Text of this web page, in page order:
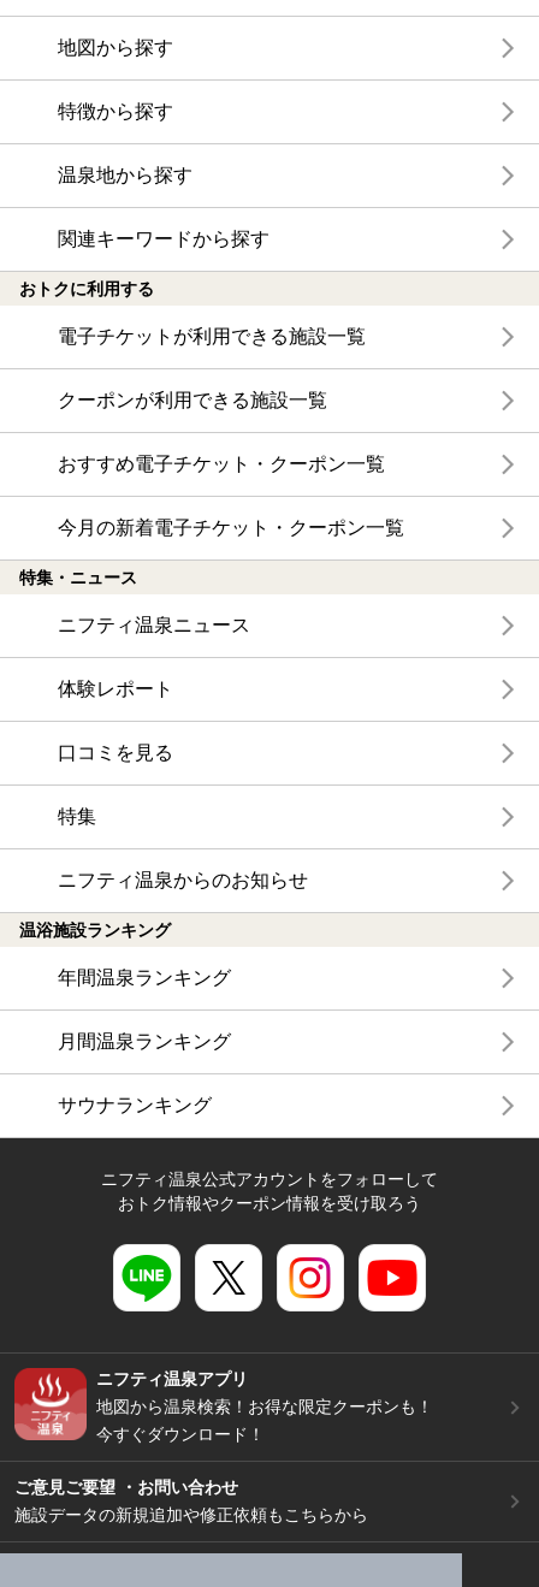
地図から探す
特徴から探す
温泉地から探す
関連キーワードから探す
おトクに利用する
電子チケットが利用できる施設一覧
クーポンが利用できる施設一覧
おすすめ電子チケット・クーポン一覧
今月の新着電子チケット・クーポン一覧
特集・ニュース
ニフティ温泉ニュース
体験レポート
口コミを見る
特集
ニフティ温泉からのお知らせ
温浴施設ランキング
年間温泉ランキング
月間温泉ランキング
サウナランキング
ニフティ温泉公式アカウントをフォローして
おトク情報やクーポン情報を受け取ろう
ニフティ温泉アプリ
地図から温泉検索！お得な限定クーポンも！
今すぐダウンロード！
ご意見ご要望 ・お問い合わせ
施設データの新規追加や修正依頼もこちらから